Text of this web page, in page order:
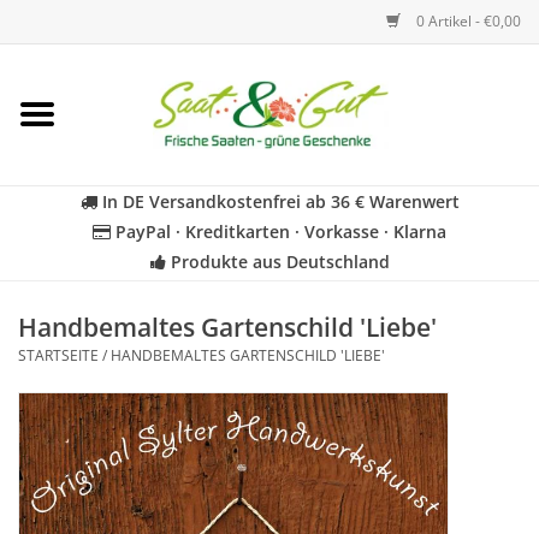
0 Artikel - €0,00
Startseite
Kräuter
Für Kinder
Geschenkideen
In DE Versandkostenfrei ab 36 € Warenwert
PayPal · Kreditkarten · Vorkasse · Klarna
Produkte aus Deutschland
Handbemaltes Gartenschild 'Liebe'
STARTSEITE / HANDBEMALTES GARTENSCHILD 'LIEBE'